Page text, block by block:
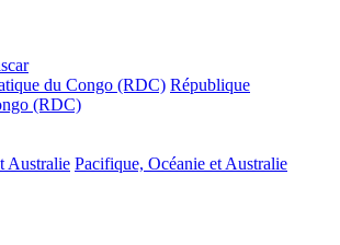
du Congo (RDC) République
(RDC)
Australie Pacifique, Océanie et Australie